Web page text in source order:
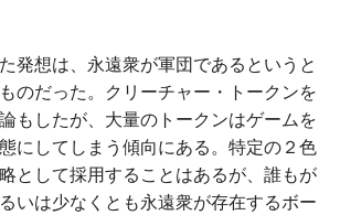
発想は、永遠衆が軍団であるというと
のだった。クリーチャー・トークンを
もしたが、大量のトークンはゲームを
にしてしまう傾向にある。特定の２色
として採用することはあるが、誰もが
いは少なくとも永遠衆が存在するボー